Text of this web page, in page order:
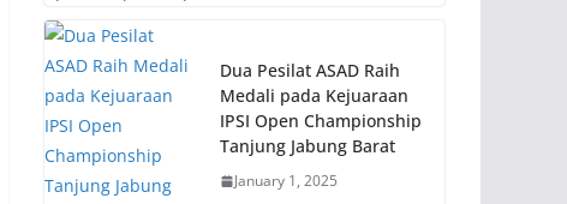
Dua Pesilat ASAD Raih
Medali pada Kejuaraan
IPSI Open Championship
Tanjung Jabung Barat
January 1, 2025